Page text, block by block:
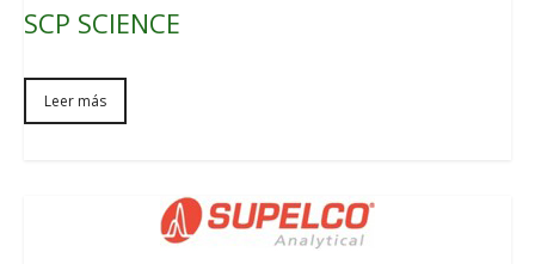
SCP SCIENCE
Leer más